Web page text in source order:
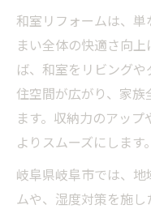
和室リフォームは、
まい全体の快適さ向
ば、和室をリビングや
住空間が広がり、家
ます。収納力のアッ
よりスムーズにします。
岐阜県岐阜市では、
ムや、湿度対策を施